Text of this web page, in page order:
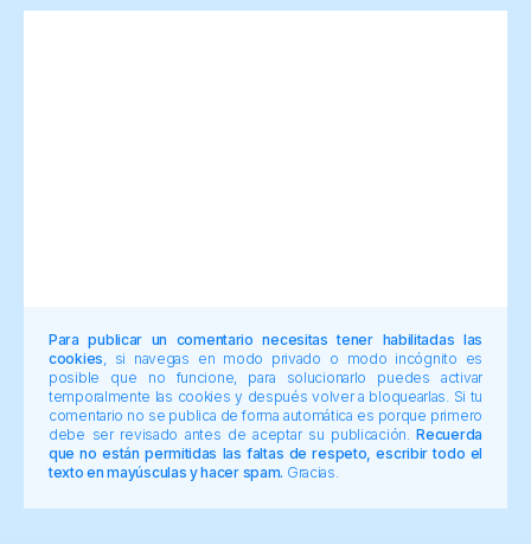
Para publicar un comentario necesitas tener habilitadas las
cookies , si navegas en modo privado o modo incógnito es
posible que no funcione, para solucionarlo puedes activar
temporalmente las cookies y después volver a bloquearlas. Si tu
comentario no se publica de forma automática es porque primero
debe ser revisado antes de aceptar su publicación.Recuerda
que no están permitidas las faltas de respeto, escribir todo el
texto en mayúsculas y hacer spam. Gracias.